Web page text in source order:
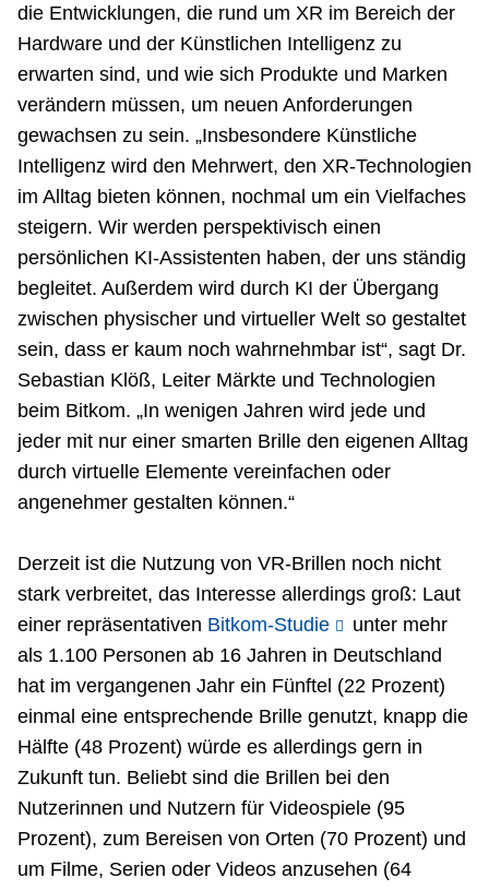
die Entwicklungen, die rund um XR im Bereich der
Hardware und der Künstlichen Intelligenz zu
erwarten sind, und wie sich Produkte und Marken
verändern müssen, um neuen Anforderungen
gewachsen zu sein. „Insbesondere Künstliche
Intelligenz wird den Mehrwert, den XR-Technologien
im Alltag bieten können, nochmal um ein Vielfaches
steigern. Wir werden perspektivisch einen
persönlichen KI-Assistenten haben, der uns ständig
begleitet. Außerdem wird durch KI der Übergang
zwischen physischer und virtueller Welt so gestaltet
sein, dass er kaum noch wahrnehmbar ist“, sagt Dr.
Sebastian Klöß, Leiter Märkte und Technologien
beim Bitkom. „In wenigen Jahren wird jede und
jeder mit nur einer smarten Brille den eigenen Alltag
durch virtuelle Elemente vereinfachen oder
angenehmer gestalten können.“
Derzeit ist die Nutzung von VR-Brillen noch nicht
stark verbreitet, das Interesse allerdings groß: Laut
einer repräsentativen Bitkom-Studie
unter mehr
als 1.100 Personen ab 16 Jahren in Deutschland
hat im vergangenen Jahr ein Fünftel (22 Prozent)
einmal eine entsprechende Brille genutzt, knapp die
Hälfte (48 Prozent) würde es allerdings gern in
Zukunft tun. Beliebt sind die Brillen bei den
Nutzerinnen und Nutzern für Videospiele (95
Prozent), zum Bereisen von Orten (70 Prozent) und
um Filme, Serien oder Videos anzusehen (64